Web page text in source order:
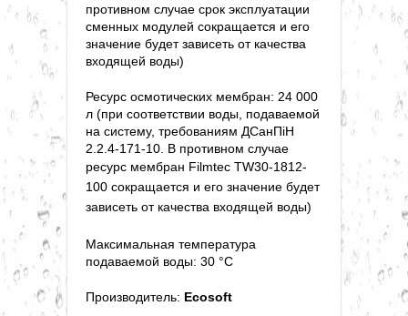
противном случае срок эксплуатации
сменных модулей сокращается и его
значение будет зависеть от качества
входящей воды)
Ресурс осмотических мембран: 24 000
л (при соответствии воды, подаваемой
на систему, требованиям ДСанПіН
2.2.4-171-10. В противном случае
ресурс мембран Filmtec TW30-1812-
100 сокращается и его значение будет
зависеть от качества входящей воды)
Максимальная температура
подаваемой воды: 30 °С
Производитель: Ecosoft